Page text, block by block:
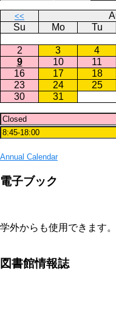
<<
Su Mo Tu
2
3 4
9
10 11
16
17 18
23
24 25
30
31
Annual Calendar
電子ブック
学外からも使用できます
図書館情報誌